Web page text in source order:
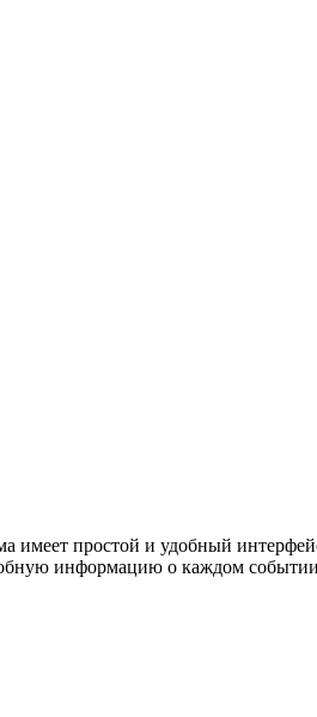
простой и удобный
информацию о каждом